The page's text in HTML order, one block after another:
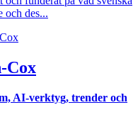
och des...
Cox
AI-verktyg, trender och